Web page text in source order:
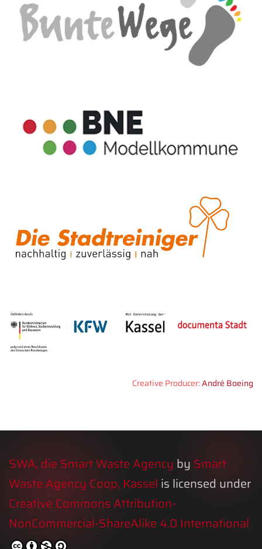
Creative Producer:André Boeing
SWA, die Smart Waste Agency by Smart
Waste Agency Coop, Kassel is licensed under
Creative Commons Attribution-
NonCommercial-ShareAlike 4.0 International